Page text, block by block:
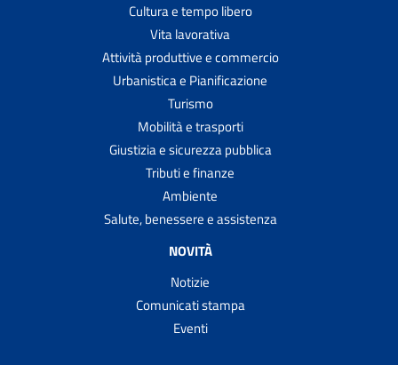
Cultura e tempo libero
Vita lavorativa
Attività produttive e commercio
Urbanistica e Pianificazione
Turismo
Mobilità e trasporti
Giustizia e sicurezza pubblica
Tributi e finanze
Ambiente
Salute, benessere e assistenza
NOVITÀ
Notizie
Comunicati stampa
Eventi